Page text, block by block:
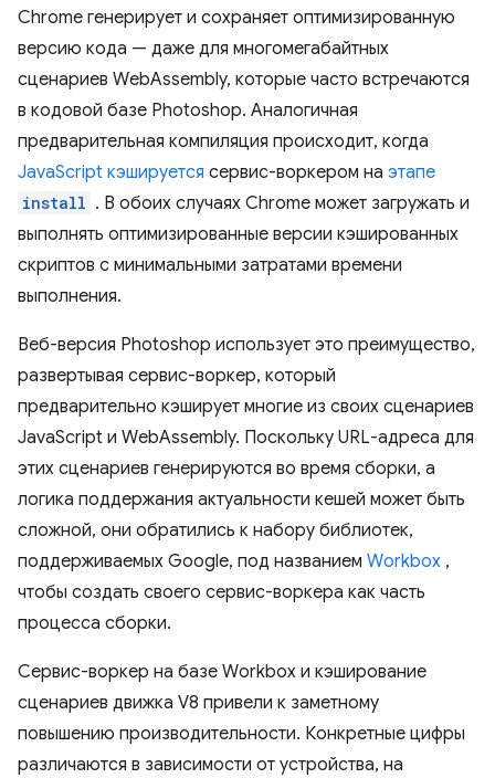
Chrome генерирует и сохраняет оптимизированную
версию кода — даже для многомегабайтных
сценариев WebAssembly, которые часто встречаются
в кодовой базе Photoshop. Аналогичная
предварительная компиляция происходит, когда
JavaScript кэшируется сервис-воркером на этапе
install . В обоих случаях Chrome может загружать и
выполнять оптимизированные версии кэшированных
скриптов с минимальными затратами времени
выполнения.
Веб-версия Photoshop использует это преимущество,
развертывая сервис-воркер, который
предварительно кэширует многие из своих сценариев
JavaScript и WebAssembly. Поскольку URL-адреса для
этих сценариев генерируются во время сборки, а
логика поддержания актуальности кешей может быть
сложной, они обратились к набору библиотек,
поддерживаемых Google, под названием Workbox ,
чтобы создать своего сервис-воркера как часть
процесса сборки.
Сервис-воркер на базе Workbox и кэширование
сценариев движка V8 привели к заметному
повышению производительности. Конкретные цифры
различаются в зависимости от устройства, на